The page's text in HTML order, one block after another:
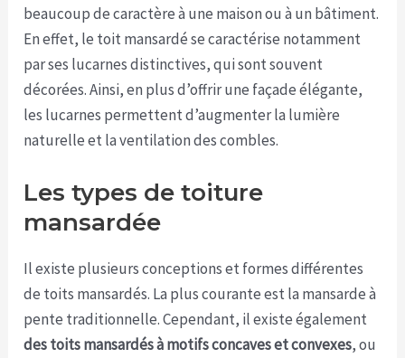
beaucoup de caractère à une maison ou à un bâtiment.
En effet, le toit mansardé se caractérise notamment
par ses lucarnes distinctives, qui sont souvent
décorées. Ainsi, en plus d’offrir une façade élégante,
les lucarnes permettent d’augmenter la lumière
naturelle et la ventilation des combles.
Les types de toiture
mansardée
Il existe plusieurs conceptions et formes différentes
de toits mansardés. La plus courante est la mansarde à
pente traditionnelle. Cependant, il existe également
des toits mansardés à motifs concaves et convexes, ou